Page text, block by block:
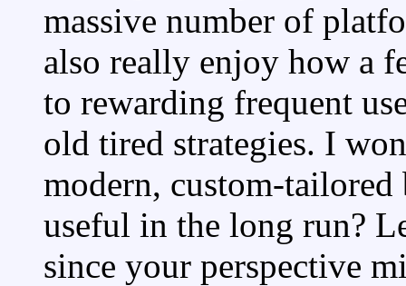
massive number of
also really enjoy how a
to rewarding frequent
old tired strategies. I
modern, custom-tailored
useful in the long run?
since your perspective